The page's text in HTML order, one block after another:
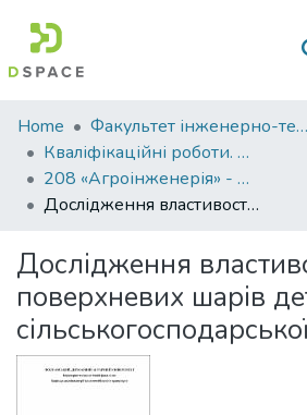
Communities
&
Collections
All of DSpace
Statistics
Home
Факультет інженерно-технологічний
Кваліфікаційні роботи. Факультет інженерно-технологічний
208 «Агроінженерія» - Магістри 2022-2023
Дослідження властивостей поверхневих шарів деталей сільськогосподарської техніки
Дослідження
поверхневих шарів